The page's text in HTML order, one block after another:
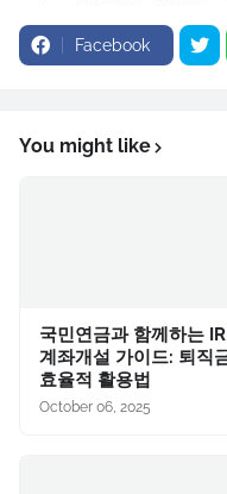
Facebook
You might like
국민연금과 함께하는
계좌개설 가이드: 퇴직
효율적 활용법
October 06, 2025